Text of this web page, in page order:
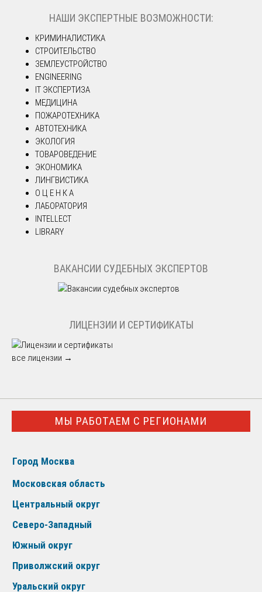
НАШИ ЭКСПЕРТНЫЕ ВОЗМОЖНОСТИ:
КРИМИНАЛИСТИКА
СТРОИТЕЛЬСТВО
ЗЕМЛЕУСТРОЙСТВО
ENGINEERING
IT ЭКСПЕРТИЗА
МЕДИЦИНА
ПОЖАРОТЕХНИКА
АВТОТЕХНИКА
ЭКОЛОГИЯ
ТОВАРОВЕДЕНИЕ
ЭКОНОМИКА
ЛИНГВИСТИКА
О Ц Е Н К А
ЛАБОРАТОРИЯ
INTELLECT
LIBRARY
ВАКАНСИИ СУДЕБНЫХ ЭКСПЕРТОВ
ЛИЦЕНЗИИ И СЕРТИФИКАТЫ
все лицензии →
МЫ РАБОТАЕМ С РЕГИОНАМИ
Город Москва
Московская область
Центральный округ
Северо-Западный
Южный округ
Приволжский округ
Уральский округ